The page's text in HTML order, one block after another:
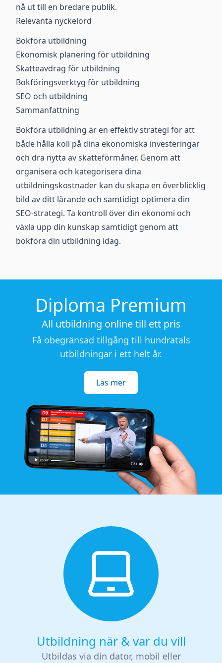
nå ut till en bredare publik.
Relevanta nyckelord
Bokföra utbildning
Ekonomisk planering för utbildning
Skatteavdrag för utbildning
Bokföringsverktyg för utbildning
SEO och utbildning
Sammanfattning
Bokföra utbildning är en effektiv strategi för att
både hålla koll på dina ekonomiska investeringar
och dra nytta av skatteförmåner. Genom att
organisera och kategorisera dina
utbildningskostnader kan du skapa en överblicklig
bild av ditt lärande och samtidigt optimera din
SEO-strategi. Ta kontroll över din ekonomi och
växla upp din kunskap samtidigt genom att
bokföra din utbildning idag.
Diploma Premium
All utbildning online till ett pris
Få obegränsad tillgång till hundratals
utbildningar i ett helt år.
Läs mer
Utbildning när & var du vill
Utbildas via din dator, mobil eller